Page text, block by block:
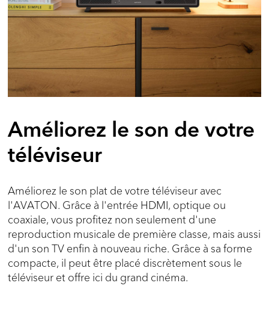
Améliorez le son de votre
téléviseur
Améliorez le son plat de votre téléviseur avec
l'AVATON. Grâce à l'entrée HDMI, optique ou
coaxiale, vous profitez non seulement d'une
reproduction musicale de première classe, mais aussi
d'un son TV enfin à nouveau riche. Grâce à sa forme
compacte, il peut être placé discrètement sous le
téléviseur et offre ici du grand cinéma.